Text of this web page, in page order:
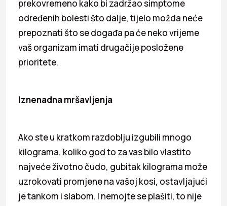
prekovremeno kako bi zadržao simptome
određenih bolesti što dalje, tijelo možda neće
prepoznati što se događa pa će neko vrijeme
vaš organizam imati drugačije posložene
prioritete.
Iznenadna mršavljenja
Ako ste u kratkom razdoblju izgubili mnogo
kilograma, koliko god to za vas bilo vlastito
najveće životno čudo, gubitak kilograma može
uzrokovati promjene na vašoj kosi, ostavljajući
je tankom i slabom. I nemojte se plašiti, to nije